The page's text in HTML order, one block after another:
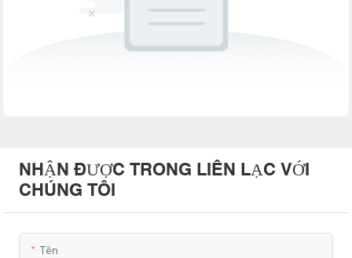
NHẬN ĐƯỢC TRONG LIÊN LẠC VỚI
CHÚNG TÔI
Tên